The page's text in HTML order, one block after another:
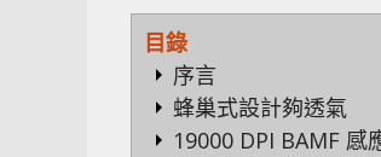
目錄
序言
蜂巢式設計夠透氣
19000 DPI BAMF 感